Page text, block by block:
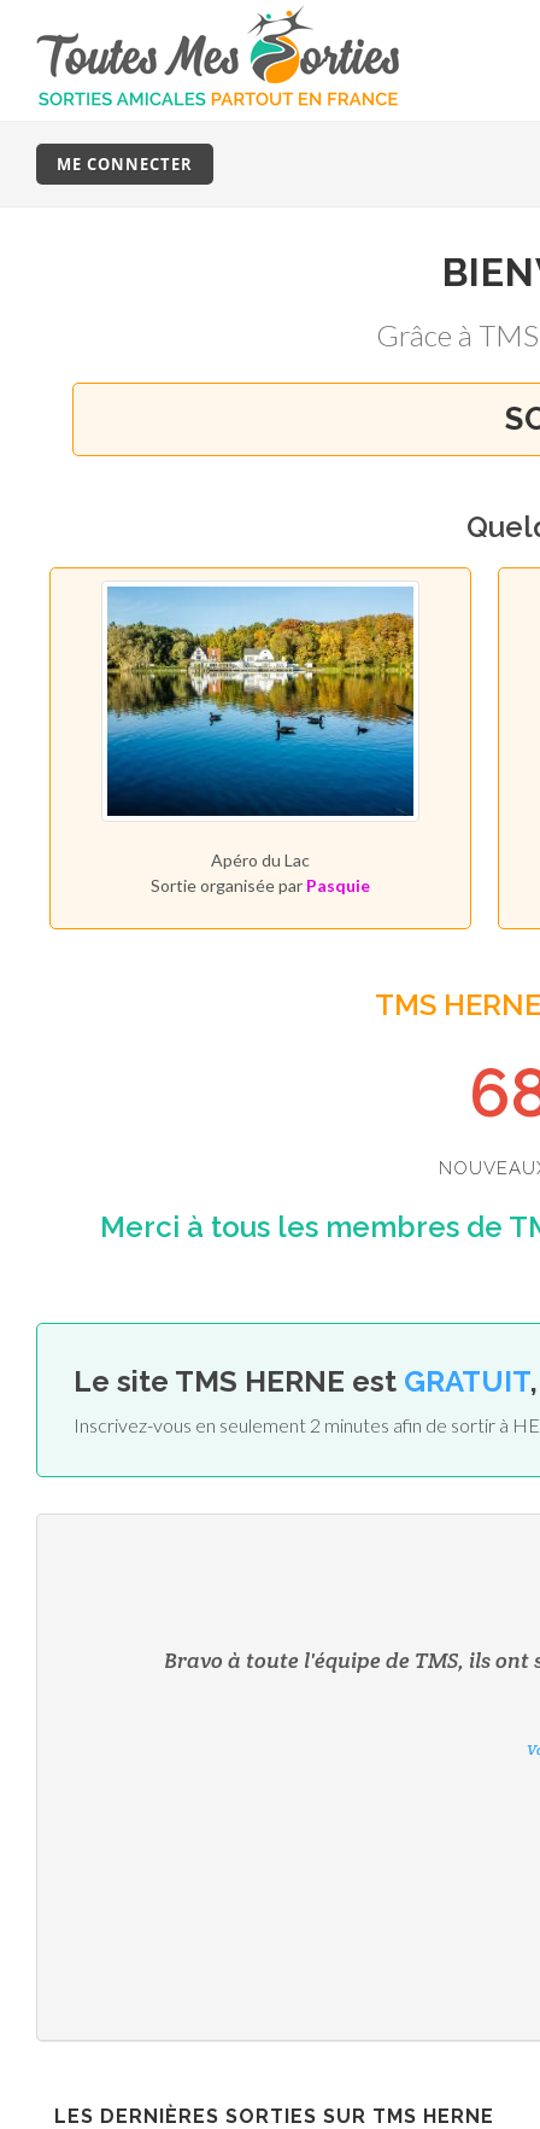
ME CONNECTER
Grâce à
Apéro du Lac
Sortie organisée par Pasquie
TMS HERNE
Merci à tous les membres de
Le site TMS HERNE est GRATUIT
Inscrivez-vous en seulement 2 minutes afin de sortir à
Bravo à toute l'équipe de TMS, ils
LES DERNIÈRES SORTIES SUR TMS HERNE